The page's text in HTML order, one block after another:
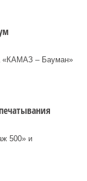
«КАМАЗ – Бауман»
500» и